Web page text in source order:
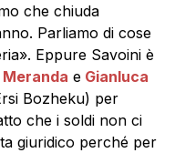
che chiuda
Parliamo di cose
Eppure Savoini è
e Gianluca
Bozheku) per
che i soldi non ci
giuridico perché per